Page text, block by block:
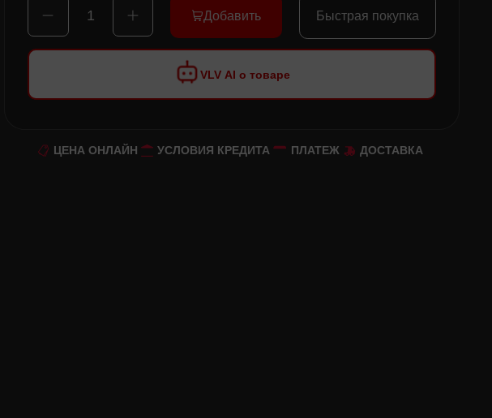
VLV AI о товаре
1 Добавить Быстрая покупка
ЦЕНА ОНЛАЙН УСЛОВИЯ КРЕДИТА ПЛАТЕЖ ДОСТАВКА